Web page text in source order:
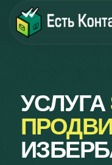
УСЛУГА